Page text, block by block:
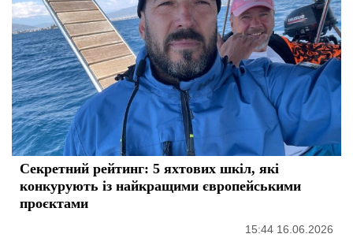
Секретний рейтинг: 5 яхтових шкіл, які
конкурують із найкращими європейськими
проєктами
15:44 16.06.2026